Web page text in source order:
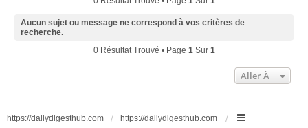
Aucun sujet ou message ne correspond à vos critères de
recherche.
0 Résultat Trouvé • Page 1Sur 1
Aller À
https://dailydigesthub.com https://dailydigesthub.com